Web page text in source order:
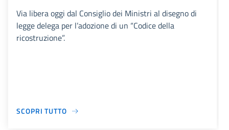
Via libera oggi dal Consiglio dei Ministri al disegno di
legge delega per l’adozione di un “Codice della
ricostruzione”.
SCOPRI TUTTO